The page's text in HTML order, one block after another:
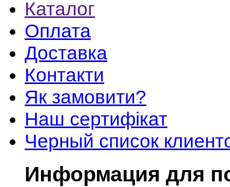
Каталог
Оплата
Доставка
Контакти
Як замовити?
Наш сертифікат
Черный список
Информация для